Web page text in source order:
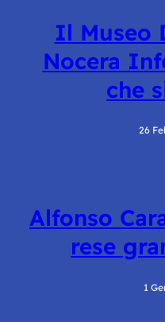
Il Museo
Nocera
che
26
Alfonso
rese
1